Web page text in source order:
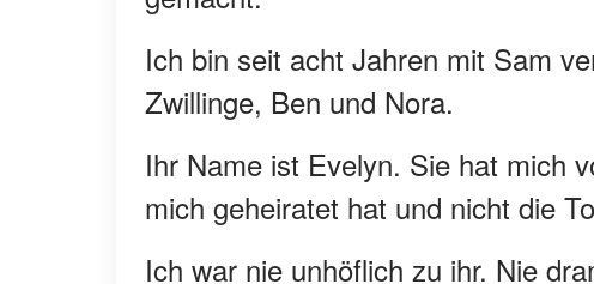
Ich bin seit acht Jahren mit Sam
Zwillinge, Ben und Nora.
Ihr Name ist Evelyn. Sie hat mich
mich geheiratet hat und nicht die
Ich war nie unhöflich zu ihr. Nie